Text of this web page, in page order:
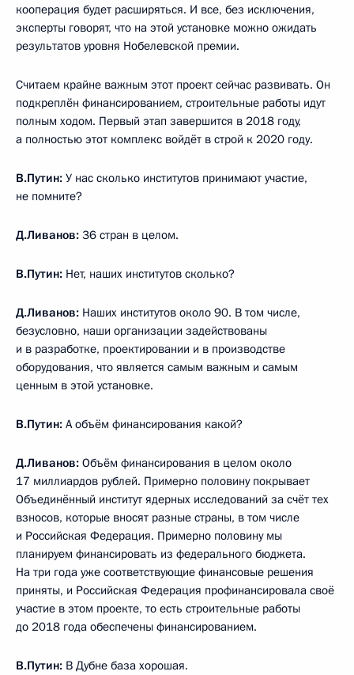
кооперация будет расширяться. И все, без исключения,
эксперты говорят, что на этой установке можно ожидать
результатов уровня Нобелевской премии.
Считаем крайне важным этот проект сейчас развивать. Он
подкреплён финансированием, строительные работы идут
полным ходом. Первый этап завершится в 2018 году,
а полностью этот комплекс войдёт в строй к 2020 году.
В.Путин: У нас сколько институтов принимают участие,
не помните?
Д.Ливанов: 36 стран в целом.
В.Путин: Нет, наших институтов сколько?
Д.Ливанов: Наших институтов около 90. В том числе,
безусловно, наши организации задействованы
и в разработке, проектировании и в производстве
оборудования, что является самым важным и самым
ценным в этой установке.
В.Путин: А объём финансирования какой?
Д.Ливанов: Объём финансирования в целом около
17 миллиардов рублей. Примерно половину покрывает
Объединённый институт ядерных исследований за счёт тех
взносов, которые вносят разные страны, в том числе
и Российская Федерация. Примерно половину мы
планируем финансировать из федерального бюджета.
На три года уже соответствующие финансовые решения
приняты, и Российская Федерация профинансировала своё
участие в этом проекте, то есть строительные работы
до 2018 года обеспечены финансированием.
В.Путин: В Дубне база хорошая.